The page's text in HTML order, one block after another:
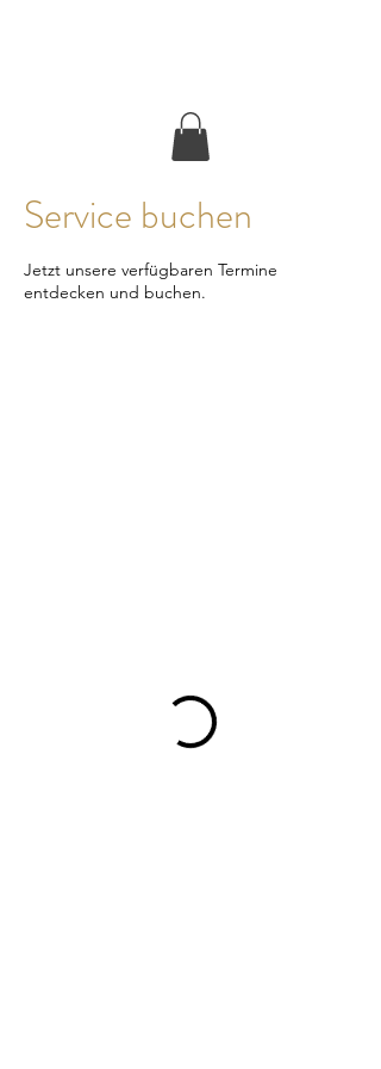
Service buchen
Jetzt unsere verfügbaren Termine
entdecken und buchen.